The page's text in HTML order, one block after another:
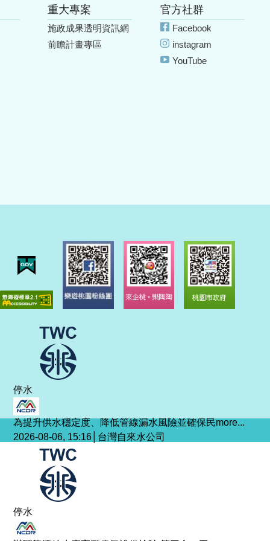
重大專案
施政成果透明資訊網
前瞻計畫專區
官方社群
Facebook
instagram
YouTube
停水
為提升供水穩定度、降低管線漏水風險並確保民more...
2026-08-06, 15:16│台灣自來水公司
停水